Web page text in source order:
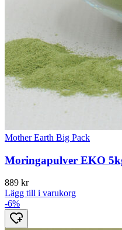
Mother Earth Big Pack
Moringapulver EKO
889 kr
Lägg till i varukorg
-6%